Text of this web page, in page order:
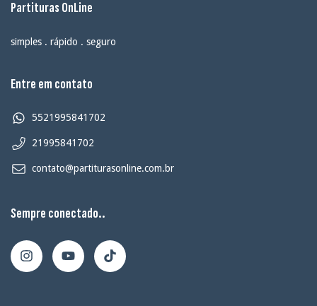
Partituras OnLine
simples . rápido . seguro
Entre em contato
5521995841702
21995841702
contato@partiturasonline.com.br
Sempre conectado..